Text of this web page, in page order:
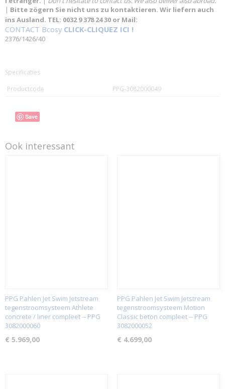
| Bitte zögern Sie nicht uns zu kontaktieren. Wir liefern auch
ins Ausland. TEL: 0032 9 378 24 30 or Mail:
CONTACT Bcosy CLICK-CLIQUEZ ICI !
2376/1426/40
Specificaties
Productcode
PPG-3082000049
Save
Ook interessant
PPG Pahlen Jet Swim Jetstream
tegenstroomsysteem Athlete
concrete / liner compleet -- PPG
3082000060
€ 5.969,00
PPG Pahlen Jet Swim Jetstream
tegenstroomsysteem Motion
Classic beton compleet -- PPG
3082000052
€ 4.699,00